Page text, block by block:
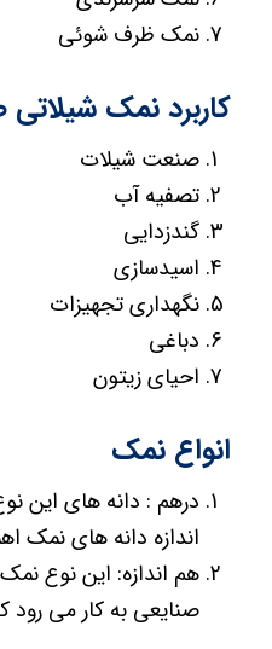
نمک ظرف شوئی
کاربرد نمک
صنعت شیلات
تصفیه آب
گندزدایی
اسیدسازی
نگهداری تجهیزات
دباغی
احیای زیتون
انواع نمک
درهم : دانه های این
اندازه دانه های نمک
هم اندازه: این نوع
صنایعی به کار می رود